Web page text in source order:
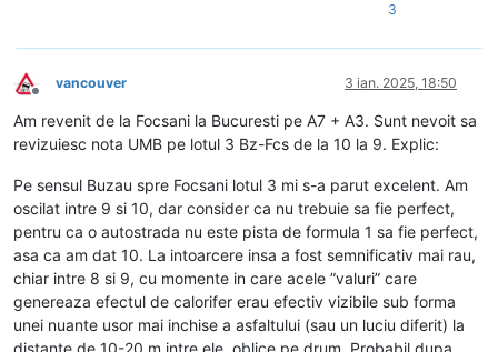
3
Deconectat
vancouver 3 ian. 2025, 18:50
Am revenit de la Focsani la Bucuresti pe A7 + A3. Sunt nevoit sa
revizuiesc nota UMB pe lotul 3 Bz-Fcs de la 10 la 9. Explic:
Pe sensul Buzau spre Focsani lotul 3 mi s-a parut excelent. Am
oscilat intre 9 si 10, dar consider ca nu trebuie sa fie perfect,
pentru ca o autostrada nu este pista de formula 1 sa fie perfect,
asa ca am dat 10. La intoarcere insa a fost semnificativ mai rau,
chiar intre 8 si 9, cu momente in care acele ”valuri” care
genereaza efectul de calorifer erau efectiv vizibile sub forma
unei nuante usor mai inchise a asfaltului (sau un luciu diferit) la